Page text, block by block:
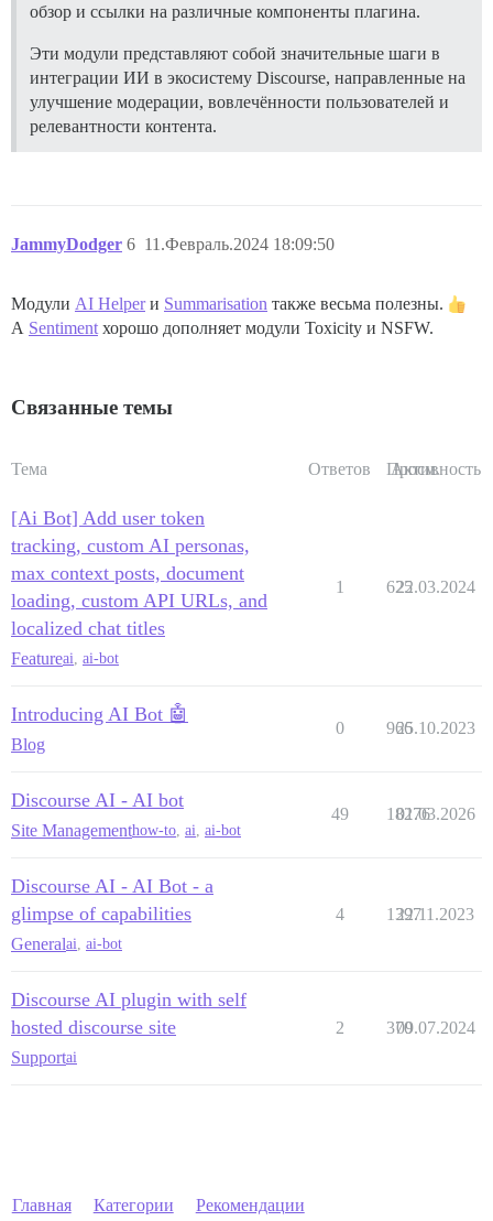
обзор и ссылки на различные компоненты плагина.
Эти модули представляют собой значительные шаги в
интеграции ИИ в экосистему Discourse, направленные на
улучшение модерации, вовлечённости пользователей и
релевантности контента.
JammyDodger 11.Февраль.2024 18:09:50
6
Модули AI Helperи Summarisation также весьма полезны.
А Sentiment хорошо дополняет модули Toxicity и NSFW.
Связанные темы
Тема Ответов Просм.
Активность
[Ai Bot] Add user token
tracking, custom AI personas,
max context posts, document
loading, custom API URLs, and
localized chat titles
Featureai, ai-bot
1 625
22.03.2024
Introducing AI Bot 🤖
Blog
0 966
25.10.2023
Discourse AI - AI bot
Site Managementhow-to, ai, ai-bot
49 18276
01.03.2026
Discourse AI - AI Bot - a
glimpse of capabilities
Generalai, ai-bot
4 1397
22.11.2023
Discourse AI plugin with self
hosted discourse site
Supportai
2 370
09.07.2024
Главная Категории Рекомендации